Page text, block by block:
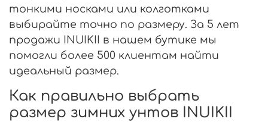
тонкими носками или колготками
выбирайте точно по размеру. За 5 лет
продажи INUIKII в нашем бутике мы
помогли более 500 клиентам найти
идеальный размер.
Как правильно выбрать
размер зимних унтов INUIKII